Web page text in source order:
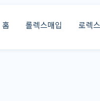
홈 롤렉스매입 로렉